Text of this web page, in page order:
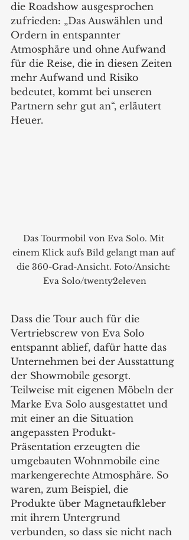
die Roadshow ausgesprochen
zufrieden: „Das Auswählen und
Ordern in entspannter
Atmosphäre und ohne Aufwand
für die Reise, die in diesen Zeiten
mehr Aufwand und Risiko
bedeutet, kommt bei unseren
Partnern sehr gut an“, erläutert
Heuer.
Das Tourmobil von Eva Solo. Mit
einem Klick aufs Bild gelangt man auf
die 360-Grad-Ansicht. Foto/Ansicht:
Eva Solo/twenty2eleven
Dass die Tour auch für die
Vertriebscrew von Eva Solo
entspannt ablief, dafür hatte das
Unternehmen bei der Ausstattung
der Showmobile gesorgt.
Teilweise mit eigenen Möbeln der
Marke Eva Solo ausgestattet und
mit einer an die Situation
angepassten Produkt-
Präsentation erzeugten die
umgebauten Wohnmobile eine
markengerechte Atmosphäre. So
waren, zum Beispiel, die
Produkte über Magnetaufkleber
mit ihrem Untergrund
verbunden, so dass sie nicht nach